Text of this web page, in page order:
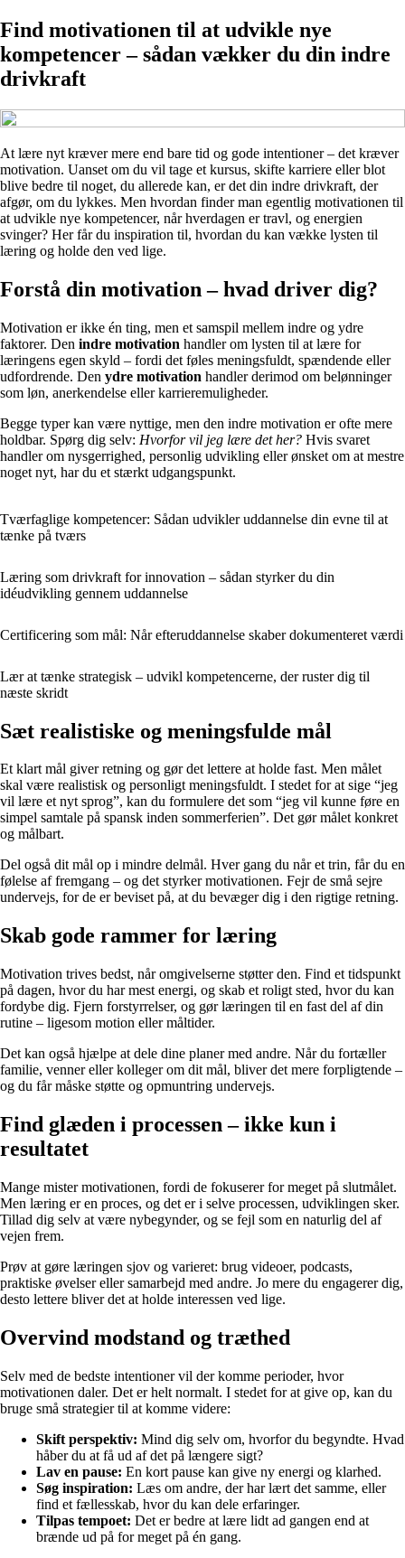
Find motivationen til at udvikle nye
kompetencer – sådan vækker du din indre
drivkraft
At lære nyt kræver mere end bare tid og gode intentioner – det kræver
motivation. Uanset om du vil tage et kursus, skifte karriere eller blot
blive bedre til noget, du allerede kan, er det din indre drivkraft, der
afgør, om du lykkes. Men hvordan finder man egentlig motivationen til
at udvikle nye kompetencer, når hverdagen er travl, og energien
svinger? Her får du inspiration til, hvordan du kan vække lysten til
læring og holde den ved lige.
Forstå din motivation – hvad driver dig?
Motivation er ikke én ting, men et samspil mellem indre og ydre
faktorer. Den indre motivation handler om lysten til at lære for
læringens egen skyld – fordi det føles meningsfuldt, spændende eller
udfordrende. Den ydre motivation handler derimod om belønninger
som løn, anerkendelse eller karrieremuligheder.
Begge typer kan være nyttige, men den indre motivation er ofte mere
holdbar. Spørg dig selv: Hvorfor vil jeg lære det her? Hvis svaret
handler om nysgerrighed, personlig udvikling eller ønsket om at mestre
noget nyt, har du et stærkt udgangspunkt.
Tværfaglige kompetencer: Sådan udvikler uddannelse din evne til at
tænke på tværs
Læring som drivkraft for innovation – sådan styrker du din
idéudvikling gennem uddannelse
Certificering som mål: Når efteruddannelse skaber dokumenteret værdi
Lær at tænke strategisk – udvikl kompetencerne, der ruster dig til
næste skridt
Sæt realistiske og meningsfulde mål
Et klart mål giver retning og gør det lettere at holde fast. Men målet
skal være realistisk og personligt meningsfuldt. I stedet for at sige “jeg
vil lære et nyt sprog”, kan du formulere det som “jeg vil kunne føre en
simpel samtale på spansk inden sommerferien”. Det gør målet konkret
og målbart.
Del også dit mål op i mindre delmål. Hver gang du når et trin, får du en
følelse af fremgang – og det styrker motivationen. Fejr de små sejre
undervejs, for de er beviset på, at du bevæger dig i den rigtige retning.
Skab gode rammer for læring
Motivation trives bedst, når omgivelserne støtter den. Find et tidspunkt
på dagen, hvor du har mest energi, og skab et roligt sted, hvor du kan
fordybe dig. Fjern forstyrrelser, og gør læringen til en fast del af din
rutine – ligesom motion eller måltider.
Det kan også hjælpe at dele dine planer med andre. Når du fortæller
familie, venner eller kolleger om dit mål, bliver det mere forpligtende –
og du får måske støtte og opmuntring undervejs.
Find glæden i processen – ikke kun i
resultatet
Mange mister motivationen, fordi de fokuserer for meget på slutmålet.
Men læring er en proces, og det er i selve processen, udviklingen sker.
Tillad dig selv at være nybegynder, og se fejl som en naturlig del af
vejen frem.
Prøv at gøre læringen sjov og varieret: brug videoer, podcasts,
praktiske øvelser eller samarbejd med andre. Jo mere du engagerer dig,
desto lettere bliver det at holde interessen ved lige.
Overvind modstand og træthed
Selv med de bedste intentioner vil der komme perioder, hvor
motivationen daler. Det er helt normalt. I stedet for at give op, kan du
bruge små strategier til at komme videre:
Skift perspektiv: Mind dig selv om, hvorfor du begyndte. Hvad
håber du at få ud af det på længere sigt?
Lav en pause: En kort pause kan give ny energi og klarhed.
Søg inspiration: Læs om andre, der har lært det samme, eller
find et fællesskab, hvor du kan dele erfaringer.
Tilpas tempoet: Det er bedre at lære lidt ad gangen end at
brænde ud på for meget på én gang.